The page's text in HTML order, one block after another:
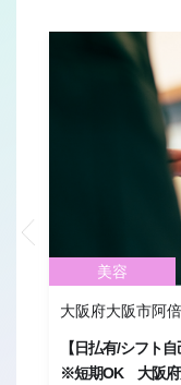
ヘアメイク特集
美容師の働き方比較
運営
美容
大阪府大阪市阿
【日払有/シフト
※短期OK 大阪府